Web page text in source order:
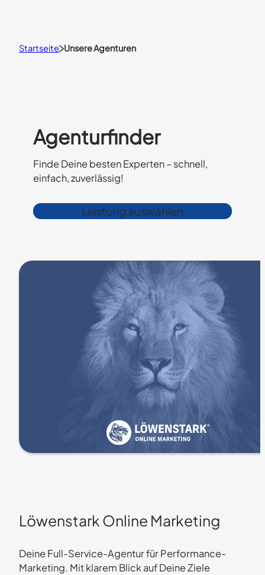
Startseite Unsere Agenturen
Agenturfinder
Finde Deine besten Experten – schnell,
einfach, zuverlässig!
Leistung auswählen
Löwenstark Online Marketing
Deine Full-Service-Agentur für Performance-
Marketing. Mit klarem Blick auf Deine Ziele